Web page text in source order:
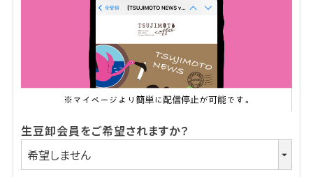
生豆卸会員をご希望されますか？